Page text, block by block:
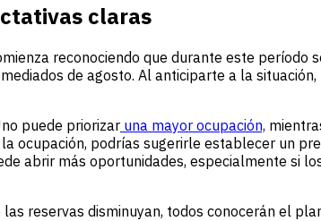
claras
reconociendo que durante este período
de agosto. Al anticiparte a la
puede priorizar una mayor ocupación,
ocupación, podrías sugerirle establecer un
abrir más oportunidades, especialmente si
reservas disminuyan, todos conocerán el